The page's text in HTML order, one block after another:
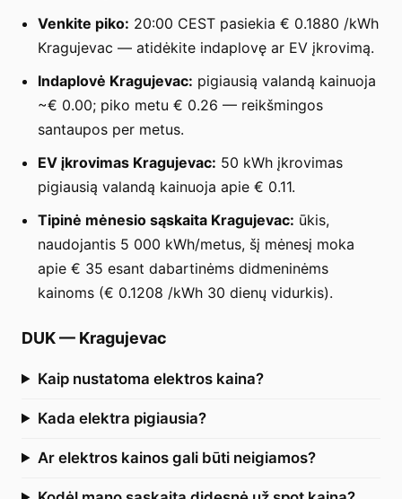
Venkite piko: 20:00 CEST pasiekia € 0.1880 /kWh
Kragujevac — atidėkite indaplovę ar EV įkrovimą.
Indaplovė Kragujevac: pigiausią valandą kainuoja
~€ 0.00; piko metu € 0.26 — reikšmingos
santaupos per metus.
EV įkrovimas Kragujevac: 50 kWh įkrovimas
pigiausią valandą kainuoja apie € 0.11.
Tipinė mėnesio sąskaita Kragujevac: ūkis,
naudojantis 5 000 kWh/metus, šį mėnesį moka
apie € 35 esant dabartinėms didmeninėms
kainoms (€ 0.1208 /kWh 30 dienų vidurkis).
DUK— Kragujevac
Kaip nustatoma elektros kaina?
Kada elektra pigiausia?
Ar elektros kainos gali būti neigiamos?